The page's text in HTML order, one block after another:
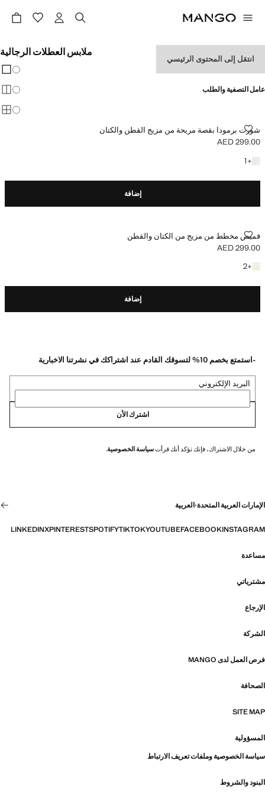
انتقل إلى المحتوى الرئيسي
ملابس العطلات الرجالية
عامل التصفية والطلب
شورت برمودا بقصة مريحة من مزيج القطن والكتان
شورت برمودا بقصة مريحة من مزيج القطن والكتان
السعر الحالي [AED 299.00 ]
AED 299.00
+
1
+ لون آخر
إضافة
قميص مخطط من مزيج من الكتان والقطن
قميص مخطط من مزيج من الكتان والقطن
السعر الحالي [AED 299.00 ]
AED 299.00
+
2+2 المزيد من الألوان
إضافة
-استمتع بخصم 10% لتسوقك القادم عند اشتراكك في نشرتنا الاخبارية
البريد الإلكتروني
اشترك الأن
من خلال الاشتراك، فإنك تؤكد أنك قرأتسياسة الخصوصية.
الإمارات العربية المتحدة·العربية
INSTAGRAM
FACEBOOK
YOUTUBE
TIKTOK
SPOTIFY
PINTEREST
X
LINKEDIN
مساعدة
مشترياتي
الإرجاع
الشركة
فرص العمل لدى MANGO
الصحافة
SITE MAP
المسؤولية
سياسة الخصوصية وملفات تعريف الارتباط
البنود والشروط